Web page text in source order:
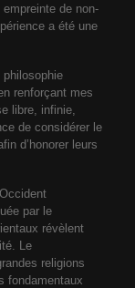
de non-
a été une
renforçant mes
libre, infinie,
de considérer le
d’honorer leurs
par le
révèlent
Le
religions
fondamentaux